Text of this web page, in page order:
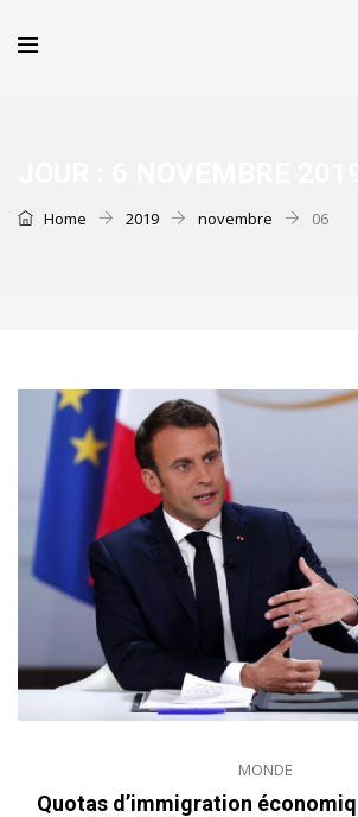
Home 2019 novembre 06
MONDE
Quotas d’immigration